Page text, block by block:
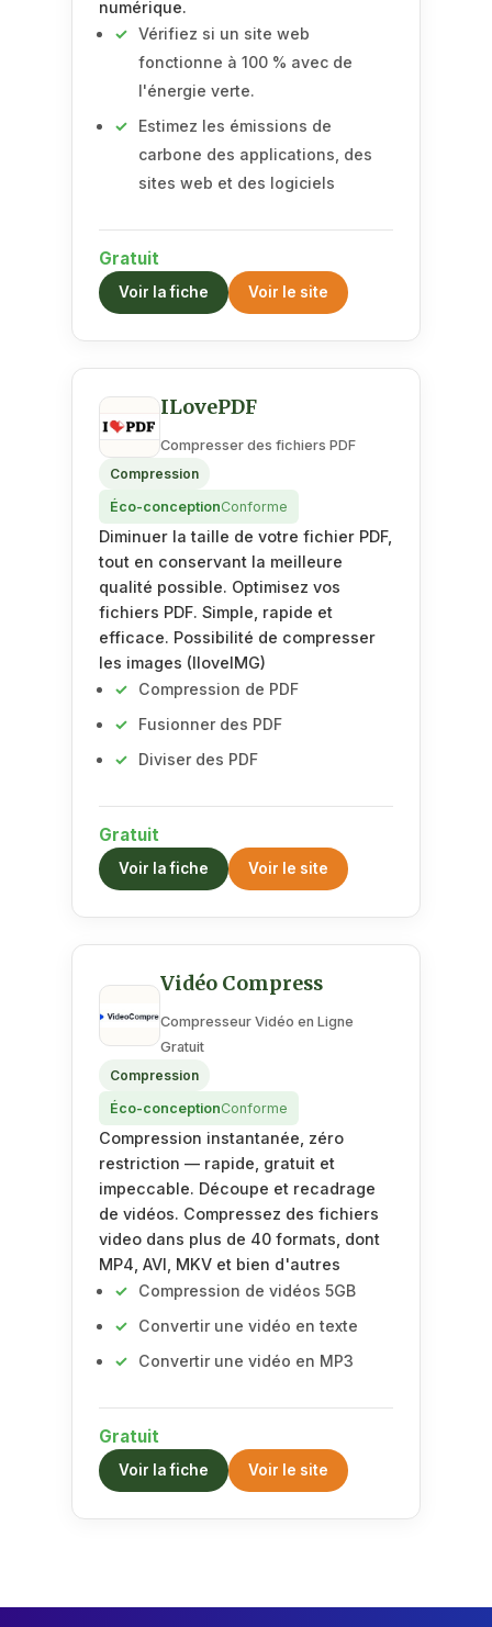
numérique.
Vérifiez si un site web
fonctionne à 100 % avec de
l'énergie verte.
Estimez les émissions de
carbone des applications, des
sites web et des logiciels
Gratuit
Voir la fiche Voir le site
ILovePDF
Compresser des fichiers PDF
Compression
Éco-conceptionConforme
Diminuer la taille de votre fichier PDF,
tout en conservant la meilleure
qualité possible. Optimisez vos
fichiers PDF. Simple, rapide et
efficace. Possibilité de compresser
les images (IloveIMG)
Compression de PDF
Fusionner des PDF
Diviser des PDF
Gratuit
Voir la fiche Voir le site
Vidéo Compress
Compresseur Vidéo en Ligne
Gratuit
Compression
Éco-conceptionConforme
Compression instantanée, zéro
restriction — rapide, gratuit et
impeccable. Découpe et recadrage
de vidéos. Compressez des fichiers
video dans plus de 40 formats, dont
MP4, AVI, MKV et bien d'autres
Compression de vidéos 5GB
Convertir une vidéo en texte
Convertir une vidéo en MP3
Gratuit
Voir la fiche Voir le site